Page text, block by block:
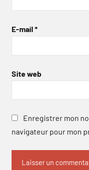
E-mail *
Site web
Enregistrer mon
navigateur pour mon